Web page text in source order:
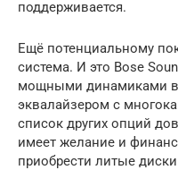
поддерживается.
Ещё потенциальному
система. И это Bose
мощными динамиками в
эквалайзером с
список других опций
имеет желание и
приобрести литые